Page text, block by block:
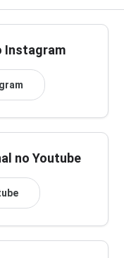
Instagram
no Youtube